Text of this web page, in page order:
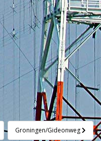
Groningen/Gideonweg